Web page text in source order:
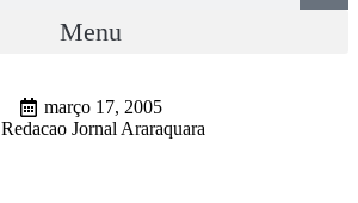
Menu
março 17, 2005
Redacao Jornal Araraquara